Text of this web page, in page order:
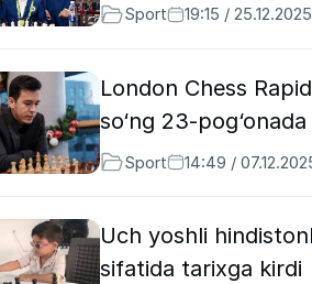
Sport 19:15 / 25.12.2025
London Chess
so‘ng 23-
Sport 14:49 /
Uch yoshli
sifatida tarixga kirdi